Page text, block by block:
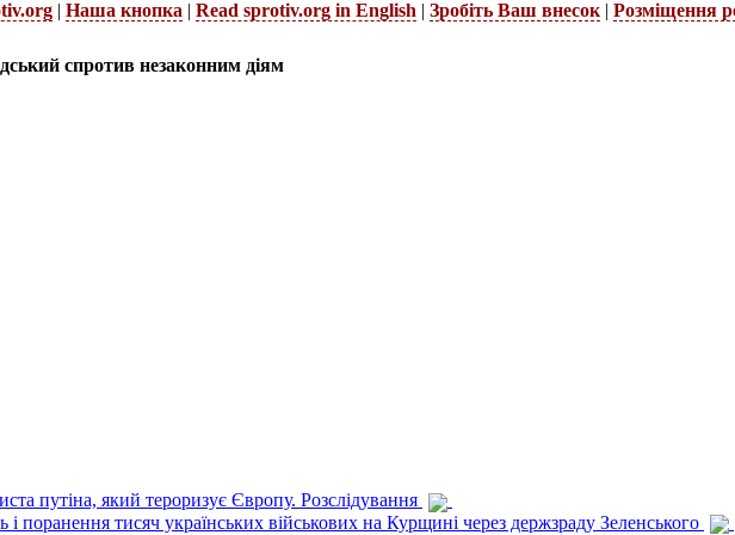
| Наша кнопка | Read sprotiv.org in English | Зробіть Ваш внесок | Розміщення
спротив незаконним діям
путіна, який тероризує Європу. Розслідування
і поранення тисяч українських військових на Курщині через держзраду Зеленського